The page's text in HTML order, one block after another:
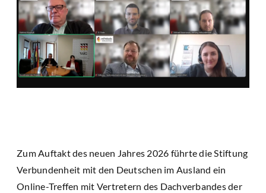
Zum Auftakt des neuen Jahres 2026 führte die Stiftung
Verbundenheit mit den Deutschen im Ausland ein
Online-Treffen mit Vertretern des Dachverbandes der